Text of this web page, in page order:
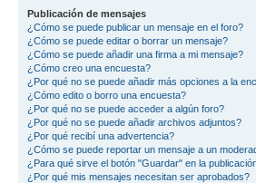
Publicación de mensajes
¿Cómo se puede publicar un mensaje en el foro?
¿Cómo se puede editar o borrar un mensaje?
¿Cómo se puede añadir una firma a mi mensaje?
¿Cómo creo una encuesta?
¿Por qué no se puede añadir más opciones a la
¿Cómo edito o borro una encuesta?
¿Por qué no se puede acceder a algún foro?
¿Por qué no se puede añadir archivos adjuntos?
¿Por qué recibí una advertencia?
¿Cómo se puede reportar un mensaje a un
¿Para qué sirve el botón "Guardar" en la
¿Por qué mis mensajes necesitan ser aprobados?